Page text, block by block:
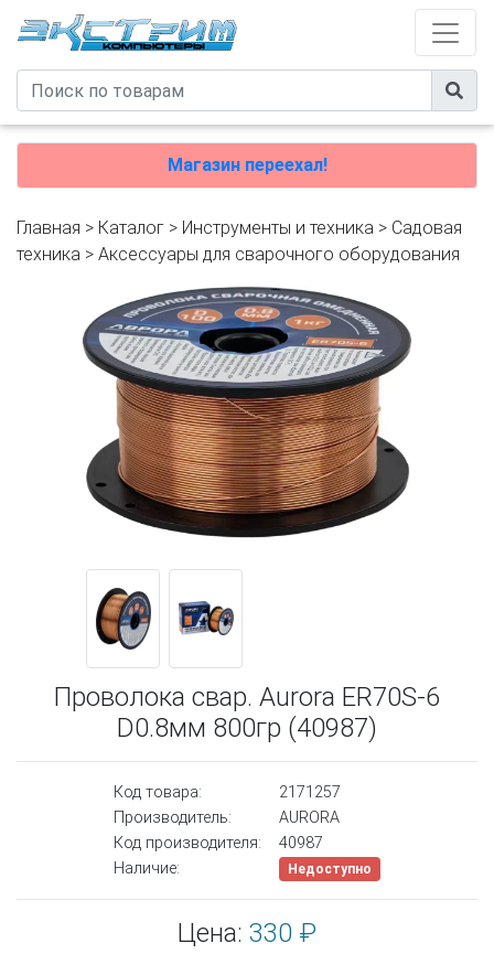
Магазин переехал!
Главная > Каталог > Инструменты и техника > Садовая
техника > Аксессуары для сварочного оборудования
Проволока свар. Aurora ER70S-6
D0.8мм 800гр (40987)
Код товара:
2171257
Производитель:
AURORA
Код производителя:
40987
Наличие:
Недоступно
Цена: 330 ₽